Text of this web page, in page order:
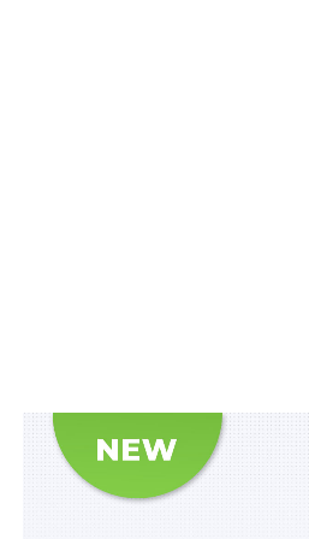
затвердженого постановою
України від 9 грудня 2021 р.№
надання допомоги в рамках
та/або перевірити номер
стандартом IBAN), інформація